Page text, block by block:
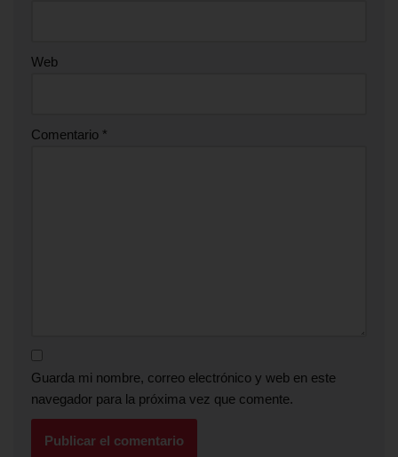
Web
Comentario *
Guarda mi nombre, correo electrónico y web en este
navegador para la próxima vez que comente.